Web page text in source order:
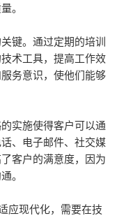
。
键。通过定期的培训
术工具，提高工作效
务意识，使他们能够
实施使得客户可以通
、电子邮件、社交媒
客户的满意度，因为
。
应现代化，需要在技